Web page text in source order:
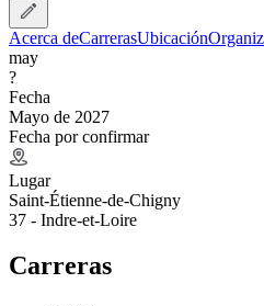
Acerca deCarrerasUbicación
may
?
Fecha
Mayo de 2027
Fecha por confirmar
Lugar
Saint-Étienne-de-Chigny
37 - Indre-et-Loire
Carreras